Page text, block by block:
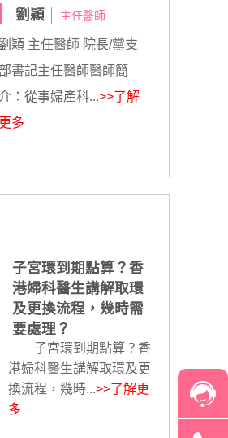
劉穎 主任醫師
穎 主任醫師 院長/黨支
書記主任醫師醫師簡
：從事婦產科...>>了解
更多
子宮環到期點算？香
港婦科醫生講解取環
及更換流程，幾時需
要處理？
子宮環到期點算？香
港婦科醫生講解取環及更
換流程，幾時...>>了解更
多